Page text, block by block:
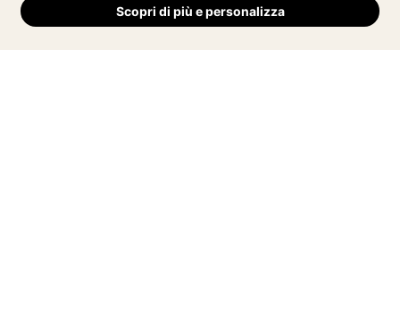
Scopri di più e personalizza